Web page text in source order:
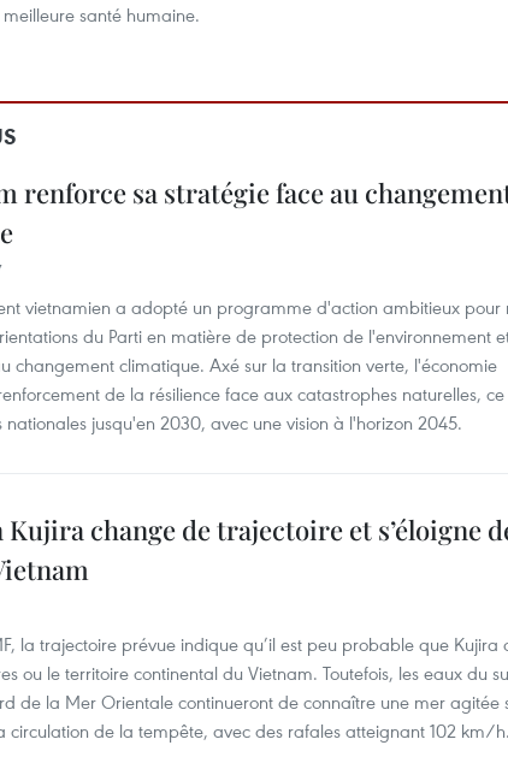
santé humaine.
renforce sa stratégie face au
vietnamien a adopté un programme d'action ambitieux pour
du Parti en matière de protection de l'environnement
changement climatique. Axé sur la transition verte, l'économie
de la résilience face aux catastrophes naturelles,
nationales jusqu'en 2030, avec une vision à l'horizon 2045.
change de trajectoire et s’éloigne
la trajectoire prévue indique qu’il est peu probable que Kujira
ou le territoire continental du Vietnam. Toutefois, les eaux du
de la Mer Orientale continueront de connaître une mer agitée
circulation de la tempête, avec des rafales atteignant 102 km/h.